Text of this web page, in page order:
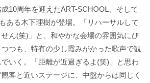
10周年を迎えたART-SCHOOL、そして
ある木下理樹が登場。「リハーサルして
ん(笑)」と、和やかな会場の雰囲気にぴ
つも、特有の少し霞みがかった歌声で観
いく。「距離が近過ぎるよ(笑)」と思わ
客と近いステージに、中盤からは同じく